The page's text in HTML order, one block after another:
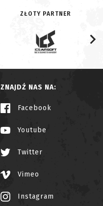
ZŁOTY PARTNER
ZNAJDŹ NAS NA:
Facebook
Youtube
Twitter
Vimeo
Instagram